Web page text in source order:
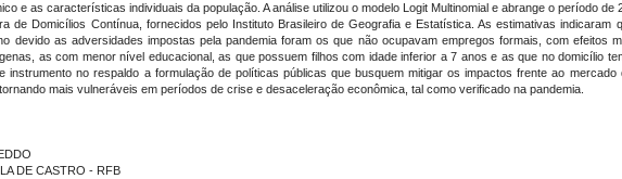
e as características individuais da população. A análise utilizou o modelo Logit Multinomial e abrange o período
de Domicílios Contínua, fornecidos pelo Instituto Brasileiro de Geografia e Estatística. As estimativas indicaram
devido as adversidades impostas pela pandemia foram os que não ocupavam empregos formais, com efeitos
as com menor nível educacional, as que possuem filhos com idade inferior a 7 anos e as que no domicílio
instrumento no respaldo a formulação de políticas públicas que busquem mitigar os impactos frente ao
mais vulneráveis em períodos de crise e desaceleração econômica, tal como verificado na pandemia.
DE CASTRO - RFB